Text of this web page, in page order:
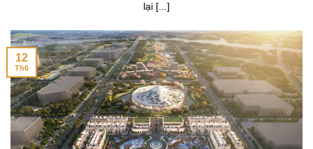
lại [...]
12
Th6